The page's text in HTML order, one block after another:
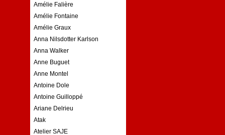
Amélie Falière
Amélie Fontaine
Amélie Graux
Anna Nilsdotter Karlson
Anna Walker
Anne Buguet
Anne Montel
Antoine Dole
Antoine Guilloppé
Ariane Delrieu
Atak
Atelier SAJE